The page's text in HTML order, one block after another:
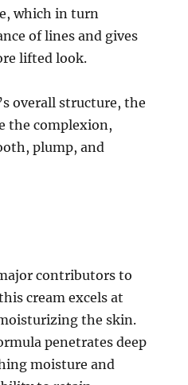
which in turn
of lines and gives
lifted look.
overall structure, the
the complexion,
plump, and
contributors to
cream excels at
the skin.
penetrates deep
moisture and